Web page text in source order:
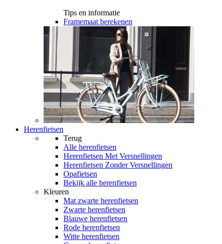
Tips en informatie
Framemaat berekenen
Herenfietsen
Terug
Alle herenfietsen
Herenfietsen Met Versnellingen
Herenfietsen Zonder Versnellingen
Opafietsen
Bekijk alle herenfietsen
Kleuren
Mat zwarte herenfietsen
Zwarte herenfietsen
Blauwe herenfietsen
Rode herenfietsen
Witte herenfietsen